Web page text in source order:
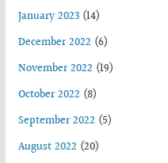
January 2023(14)
December 2022 (6)
November 2022 (19)
October 2022 (8)
September 2022 (5)
August 2022 (20)